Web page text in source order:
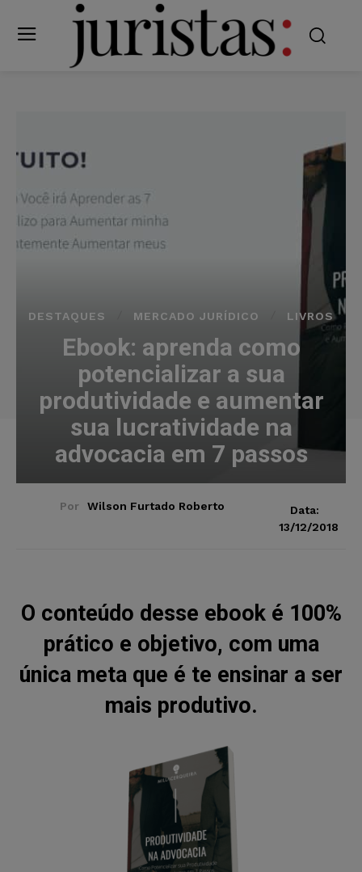
DESTAQUES MERCADO JURÍDICO LIVROS
Ebook: aprenda como
potencializar a sua
produtividade e aumentar
sua lucratividade na
advocacia em 7 passos
Por Wilson Furtado Roberto
Data:
13/12/2018
O conteúdo desse ebook é 100%
prático e objetivo, com uma
única meta que é te ensinar a ser
mais produtivo.